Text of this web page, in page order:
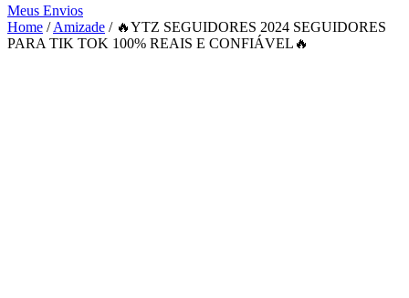
Meus Envios
Home / Amizade / 🔥YTZ SEGUIDORES 2024 SEGUIDORES
PARA TIK TOK 100% REAIS E CONFIÁVEL🔥